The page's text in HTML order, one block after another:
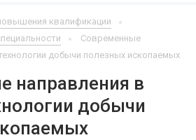
квалификации
Современные
добычи полезных ископаемых
направления в
добычи